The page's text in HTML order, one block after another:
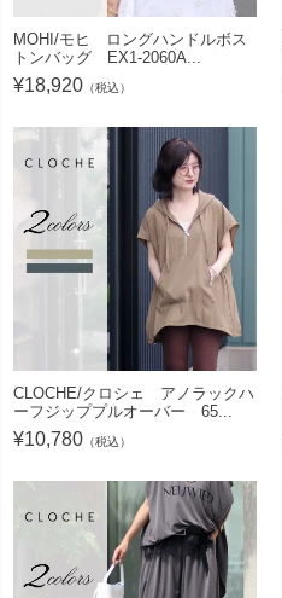
MOHI/モヒ ロングハンドルボス
トンバッグ EX1-2060A...
¥18,920 （税込）
CLOCHE/クロシェ アノラックハ
ーフジッププルオーバー 65...
¥10,780 （税込）